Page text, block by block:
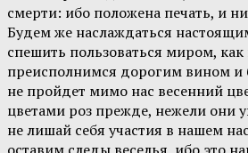
смерти: ибо положена печать, и
Будем же наслаждаться
спешить пользоваться миром,
преисполнимся дорогим вином и
не пройдет мимо нас весенний
цветами роз прежде, нежели они
не лишай себя участия в нашем